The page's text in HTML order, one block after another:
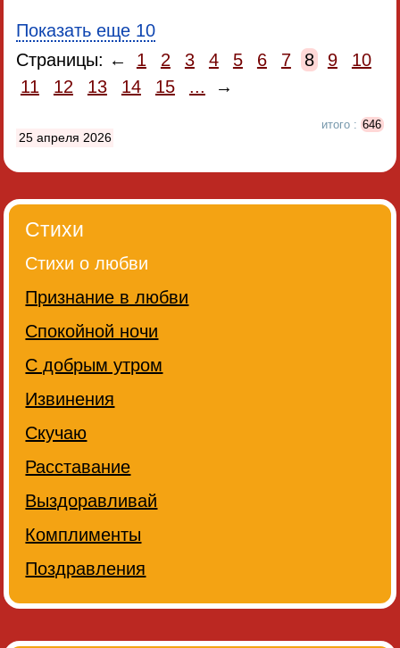
Показать еще 10
Страницы: ←
1 2 3 4 5 6 7 8 9
10
11
12 13 14 15 ... →
итого : 646
25 апреля 2026
Стихи
Стихи о любви
Признание в любви
Спокойной ночи
С добрым утром
Извинения
Скучаю
Расставание
Выздоравливай
Комплименты
Поздравления